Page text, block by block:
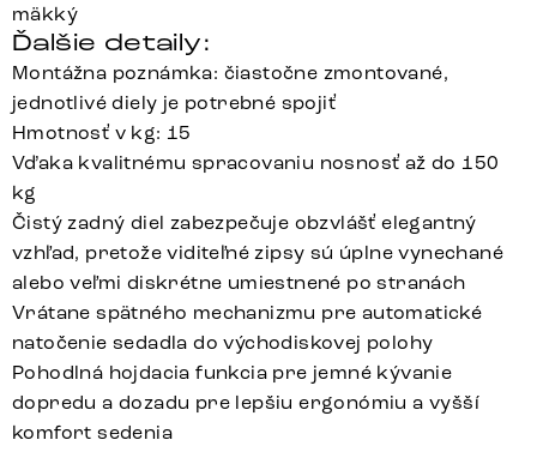
mäkký
Ďalšie detaily:
Montážna poznámka: čiastočne zmontované,
jednotlivé diely je potrebné spojiť
Hmotnosť v kg: 15
Vďaka kvalitnému spracovaniu nosnosť až do 150
kg
Čistý zadný diel zabezpečuje obzvlášť elegantný
vzhľad, pretože viditeľné zipsy sú úplne vynechané
alebo veľmi diskrétne umiestnené po stranách
Vrátane spätného mechanizmu pre automatické
natočenie sedadla do východiskovej polohy
Pohodlná hojdacia funkcia pre jemné kývanie
dopredu a dozadu pre lepšiu ergonómiu a vyšší
komfort sedenia
Clea-Flex